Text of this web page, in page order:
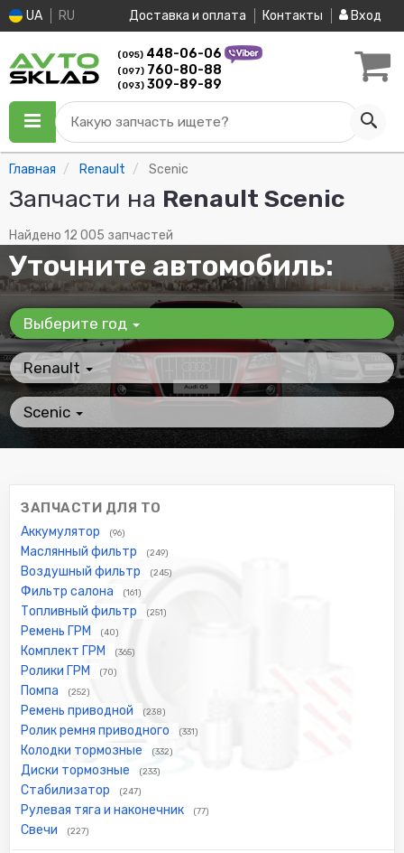
UA RU Доставка и оплата Контакты Вход
(095) 448-06-06
(097) 760-80-88
(093) 309-89-89
Какую запчасть ищете?
Главная Renault Scenic
Запчасти на Renault Scenic
Найдено 12 005 запчастей
Уточните автомобиль:
Выберите год
Renault
Scenic
ЗАПЧАСТИ ДЛЯ ТО
Аккумулятор (96)
Маслянный фильтр (249)
Воздушный фильтр (245)
Фильтр салона (161)
Топливный фильтр (251)
Ремень ГРМ (40)
Комплект ГРМ (365)
Ролики ГРМ (70)
Помпа (252)
Ремень приводной (238)
Ролик ремня приводного (331)
Колодки тормозные (332)
Диски тормозные (233)
Стабилизатор (247)
Рулевая тяга и наконечник (77)
Свечи (227)